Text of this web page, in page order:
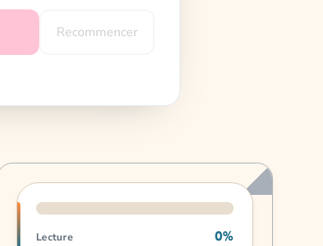
Recommencer
Progression de lecture
Lecture 0%